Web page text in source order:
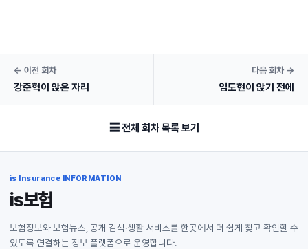
← 이전 회차
강준혁이 앉은 자리
다음 회차 →
임도현이 앉기 전에
☰ 전체 회차 목록 보기
is Insurance INFORMATION
is보험
보험정보와 보험뉴스, 공개 검색·생활 서비스를 한곳에서 더 쉽게 찾고 확인할 수
있도록 연결하는 정보 플랫폼으로 운영합니다.